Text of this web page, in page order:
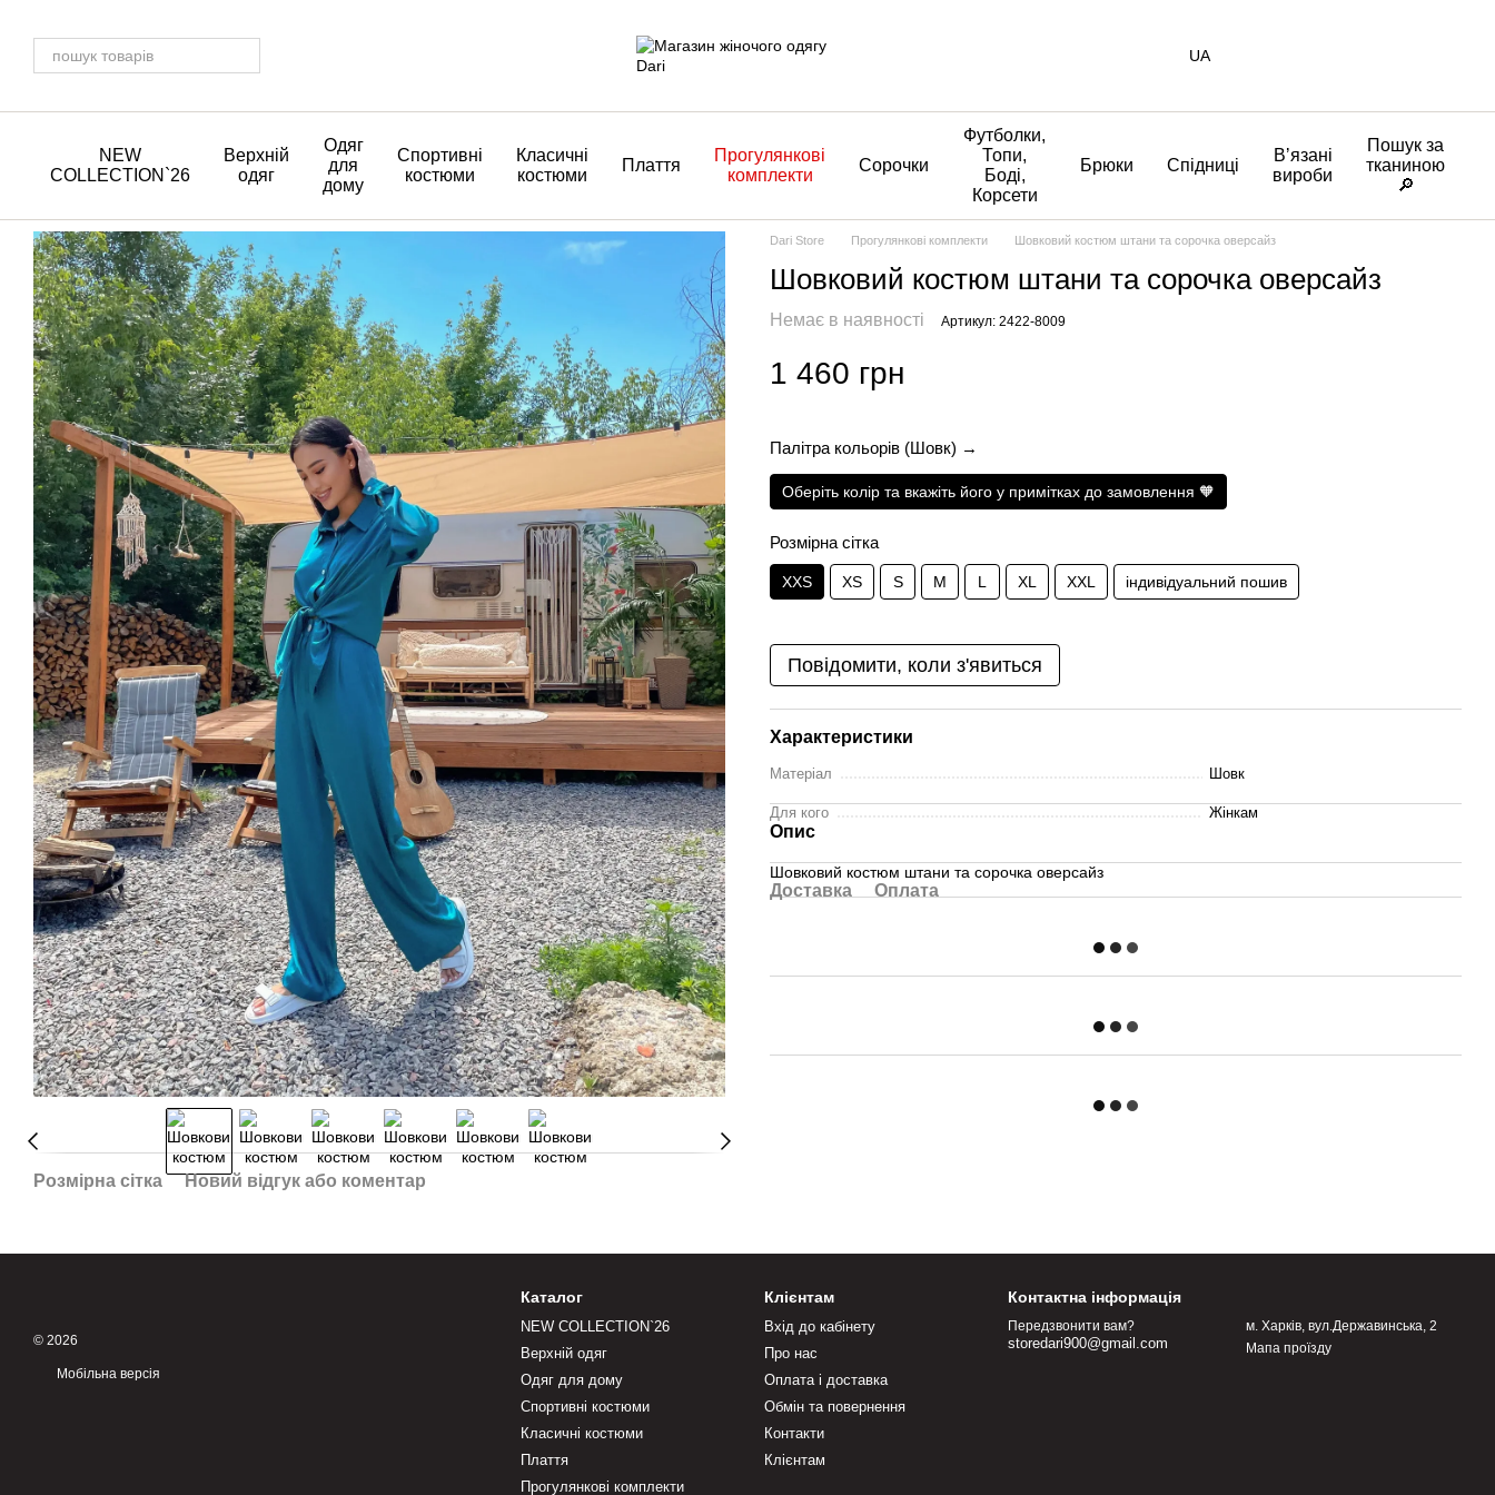
UA
NEW
COLLECTION`26
Верхній
одяг
Одяг
для
дому
Спортивні
костюми
Класичні
костюми
Плаття
Прогулянкові
комплекти
Сорочки
Футболки,
Топи,
Боді,
Корсети
Брюки Спідниці
Вʼязані
вироби
Пошук за
тканиною
🔎
Розмірна сітка Новий відгук або коментар
Dari Store Прогулянкові комплекти Шовковий костюм штани та сорочка оверсайз
Шовковий костюм штани та сорочка оверсайз
Немає в наявності Артикул: 2422-8009
1 460 грн
Палітра кольорів (Шовк) →
Оберіть колір та вкажіть його у примітках до замовлення 🧡
Розмірна сітка
XXS XS S M L XL XXL індивідуальний пошив
Повідомити, коли з'явиться
Характеристики
Матеріал Шовк
Для кого Жінкам
Опис
Шовковий костюм штани та сорочка оверсайз
Доставка Оплата
© 2026
Мобільна версія
Каталог
NEW COLLECTION`26
Верхній одяг
Одяг для дому
Спортивні костюми
Класичні костюми
Плаття
Прогулянкові комплекти
Клієнтам
Вхід до кабінету
Про нас
Оплата і доставка
Обмін та повернення
Контакти
Клієнтам
Контактна інформація
Передзвонити вам?
storedari900@gmail.com
м. Харків, вул.Державинська, 2
Мапа проїзду